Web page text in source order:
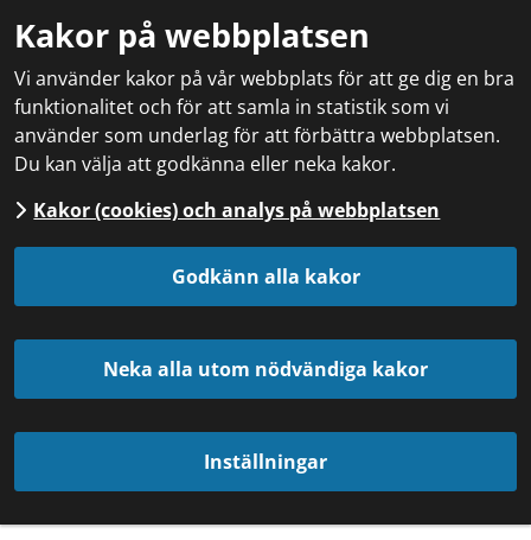
Kakor på webbplatsen
Vi använder kakor på vår webbplats för att ge dig en bra
funktionalitet och för att samla in statistik som vi
använder som underlag för att förbättra webbplatsen.
Du kan välja att godkänna eller neka kakor.
Kakor (cookies) och analys på webbplatsen
Godkänn alla kakor
Neka alla utom nödvändiga kakor
Inställningar